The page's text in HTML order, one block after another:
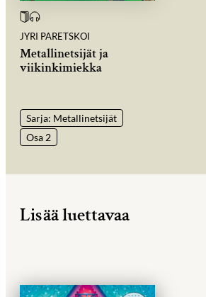
JYRI PARETSKOI
Metallinetsijät ja
viikinkimiekka
Sarja: Metallinetsijät
Osa 2
Lisää luettavaa